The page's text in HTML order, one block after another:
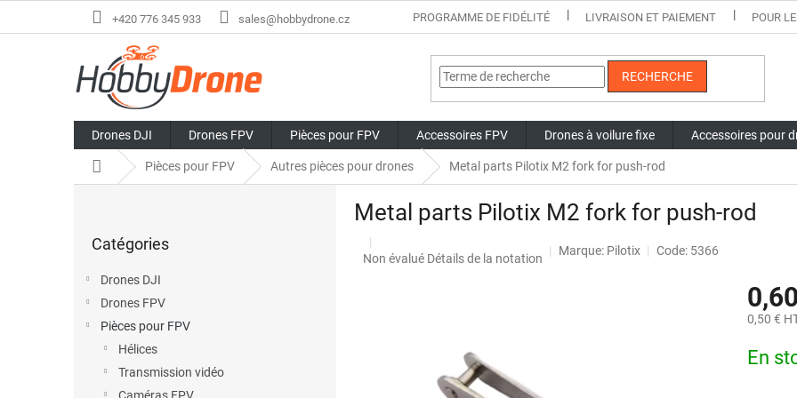
+420 776 345 933 sales@hobbydrone.cz PROGRAMME DE FIDÉLITÉ LIVRAISON ET PAIEMENT POUR
RECHERCHE
Drones DJI Drones FPV Pièces pour FPV Accessoires FPV Drones à voilure fixe Accessoires pour
AccueilPièces pour FPV Autres pièces pour drones Metal parts Pilotix M2 fork for push-rod
les
Catégories
Drones DJI
Drones FPV
Pièces pour FPV
Hélices
Transmission vidéo
Metal parts Pilotix M2 fork for push-rod
L'évaluation
Non évalué Détails de la notation
Marque: Pilotix Code: 5366
0,50 €
de
En